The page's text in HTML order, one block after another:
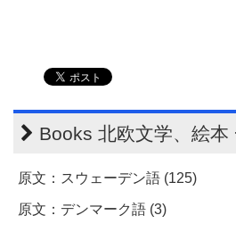
Books 北欧文学、絵本
原文：スウェーデン語 (125)
原文：デンマーク語 (3)